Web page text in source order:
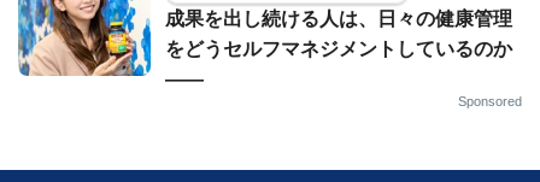
成果を出し続ける人は、日々の健康管理
をどうセルフマネジメントしているのか
——
Sponsored